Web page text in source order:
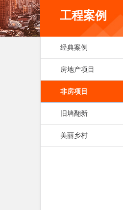
工程案例
经典案例
房地产项目
非房项目
旧墙翻新
美丽乡村